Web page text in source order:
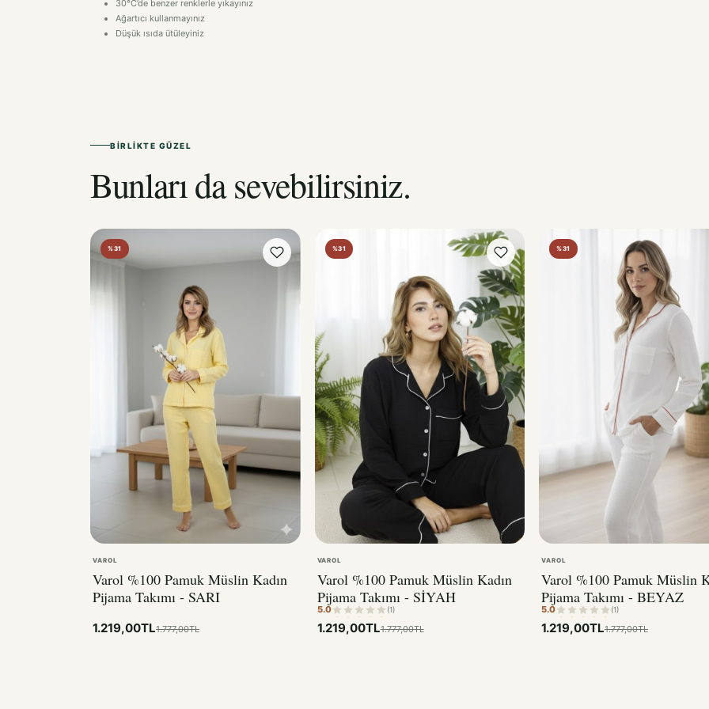
30°C’de benzer renklerle yıkayınız
Ağartıcı kullanmayınız
Düşük ısıda ütüleyiniz
BIRLIKTE GÜZEL
Bunları da sevebilirsiniz.
%31
VAROL
Varol %100 Pamuk Müslin Kadın
Pijama Takımı - SARI
1.219,00TL1.777,00TL
%31
VAROL
Varol %100 Pamuk Müslin Kadın
Pijama Takımı - SİYAH
5.0 (1)
1.219,00TL1.777,00TL
%31
VAROL
Varol %100 Pamuk Müslin
Pijama Takımı - BEYAZ
5.0 (1)
1.219,00TL1.777,00TL